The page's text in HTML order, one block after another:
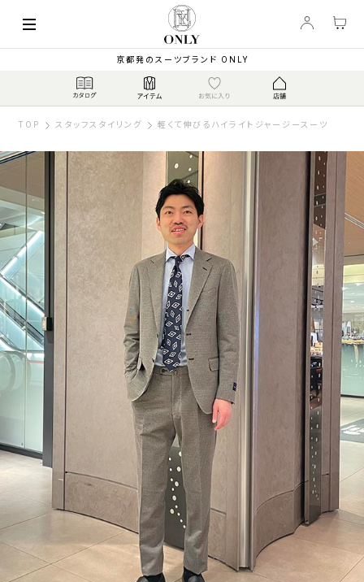
京都発のスーツブランド ONLY
TOP スタッフスタイリング 軽くて伸びるハイライトジャージースーツ